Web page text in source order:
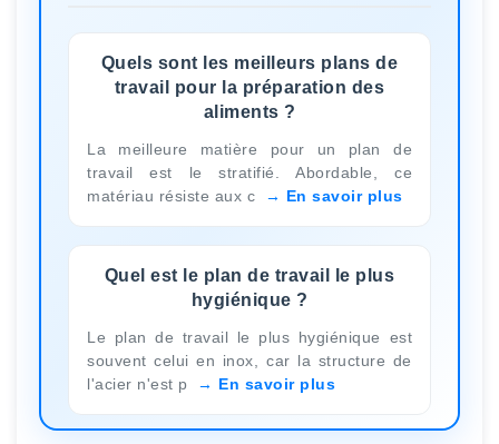
Quels sont les meilleurs plans de
travail pour la préparation des
aliments ?
La meilleure matière pour un plan de
travail est le stratifié. Abordable, ce
matériau résiste aux c
En savoir plus
Quel est le plan de travail le plus
hygiénique ?
Le plan de travail le plus hygiénique est
souvent celui en inox, car la structure de
l'acier n'est p
En savoir plus